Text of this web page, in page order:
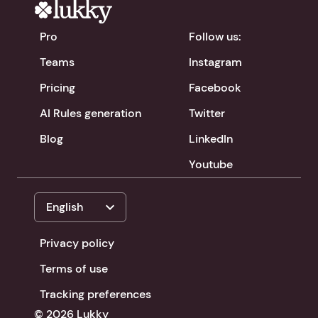
Pro
Teams
Pricing
AI Rules generation
Blog
Follow us:
Instagram
Facebook
Twitter
LinkedIn
Youtube
English expand_more
Privacy policy
Terms of use
Tracking preferences
© 2026 Lukky